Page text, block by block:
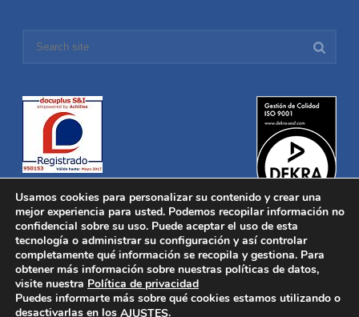
Distronica © 2016 Todos los derechos reservados.Aviso legal
Política de privacidad|Política de Cookies
Desarrollado porNucleosoft
Inicio
Quiénes Somos
Usamos cookies para personalizar su contenido y crear una
mejor experiencia para usted. Podemos recopilar información no
confidencial sobre su uso. Puede aceptar el uso de esta
tecnología o administrar su configuración y así controlar
completamente qué información se recopila y gestiona. Para
obtener más información sobre nuestras políticas de datos,
visite nuestra Política de privacidad
Puedes informarte más sobre qué cookies estamos utilizando o
desactivarlas en los AJUSTES.